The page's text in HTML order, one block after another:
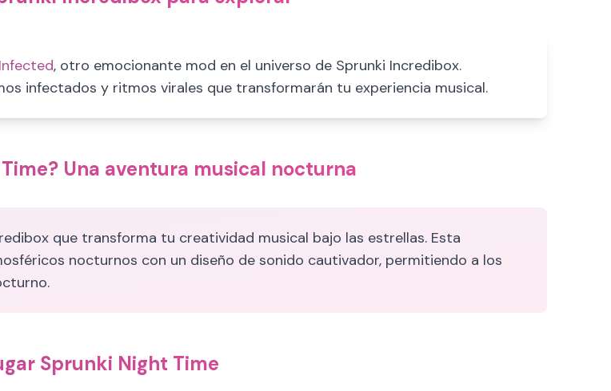
, otro emocionante mod en el universo de Sprunki Incredibox.
infectados y ritmos virales que transformarán tu experiencia musical.
Una aventura musical nocturna
que transforma tu creatividad musical bajo las estrellas. Esta
nocturnos con un diseño de sonido cautivador, permitiendo a los
Sprunki Night Time